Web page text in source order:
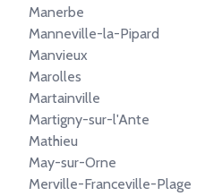
Manerbe
Manneville-la-Pipard
Manvieux
Marolles
Martainville
Martigny-sur-l'Ante
Mathieu
May-sur-Orne
Merville-Franceville-Plage